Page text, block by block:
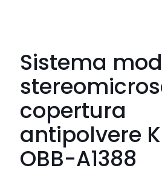
Sistema
copertura
antipolvere
OBB-A1388